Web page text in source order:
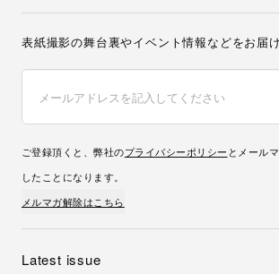
表紙撮影の舞台裏やイベント情報などをお届
ご登録頂くと、弊社のプライバシーポリシー とメール
したことになります。
メルマガ解除はこちら
Latest issue